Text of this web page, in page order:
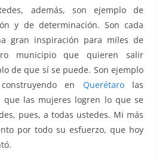
además, son ejemplo de
y de determinación. Son cada
gran inspiración para miles de
municipio que quieren salir
de que sí se puede. Son ejemplo
en Querétarolas
que las mujeres logren lo que se
pues, a todas ustedes. Mi más
por todo su esfuerzo, que hoy